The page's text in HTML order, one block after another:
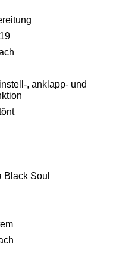
, anklapp- und
Black Soul